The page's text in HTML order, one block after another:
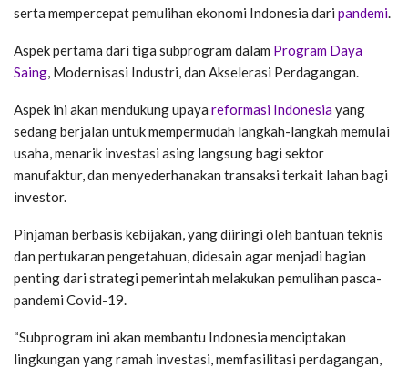
serta mempercepat pemulihan ekonomi Indonesia dari pandemi.
Aspek pertama dari tiga subprogram dalam Program Daya
Saing, Modernisasi Industri, dan Akselerasi Perdagangan.
Aspek ini akan mendukung upaya reformasi Indonesiayang
sedang berjalan untuk mempermudah langkah-langkah memulai
usaha, menarik investasi asing langsung bagi sektor
manufaktur, dan menyederhanakan transaksi terkait lahan bagi
investor.
Pinjaman berbasis kebijakan, yang diiringi oleh bantuan teknis
dan pertukaran pengetahuan, didesain agar menjadi bagian
penting dari strategi pemerintah melakukan pemulihan pasca-
pandemi Covid-19.
“Subprogram ini akan membantu Indonesia menciptakan
lingkungan yang ramah investasi, memfasilitasi perdagangan,